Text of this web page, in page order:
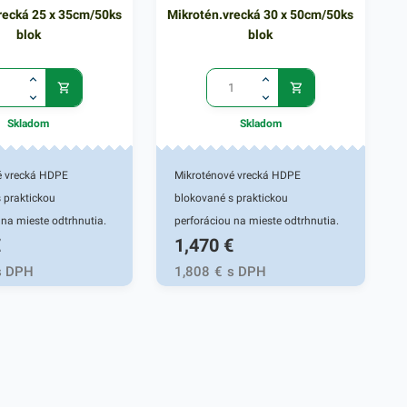
25 x 35cm/50ks
blok
Skladom
vrecká HDPE
praktickou
mieste odtrhnutia.
na uchovanie a
ovocia a
v mäsiarstvach a
DPH
Mikrotén.vrecká 30 x 50cm/50ks
blok
Skladom
Mikroténové vrecká HDPE
blokované s praktickou
perforáciou na mieste odtrhnutia.
Používajú sa na uchovanie a
uskladnenie potravín, ovocia a
zeleniny, pečiva, v mäsiarstvach a
1,470 €
1,808 € s DPH